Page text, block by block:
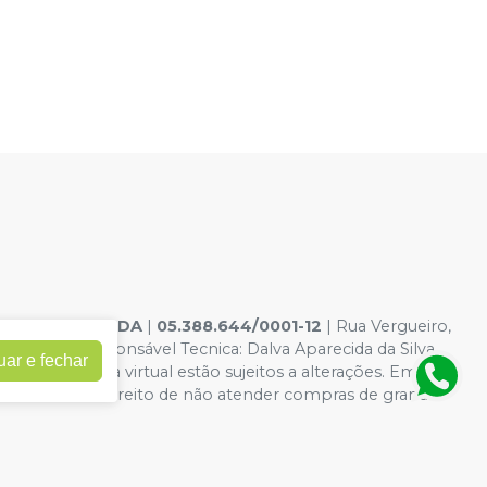
DENTAL LTDA 05.388.644/0001-12 | Rua Vergueiro,
6 - Responsável Tecnica: Dalva Aparecida da Silva
da loja virtual estão sujeitos a alterações. Em caso
o direito de não atender compras de grandes
e fechar